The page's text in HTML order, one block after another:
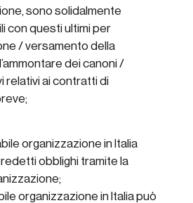
sono solidalmente
con questi ultimi per
/ versamento della
dei canoni /
relativi ai contratti di
organizzazione in Italia
obblighi tramite la
organizzazione in Italia può